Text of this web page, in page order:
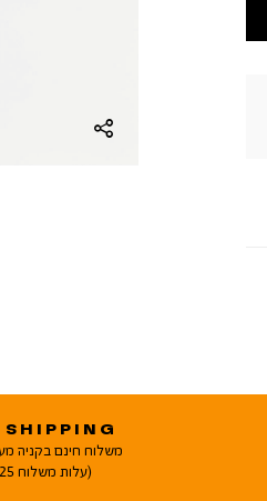
SHIPPING
משלוח חינם בקניה מעל 249
(עלות משלוח 25 ש"ח)